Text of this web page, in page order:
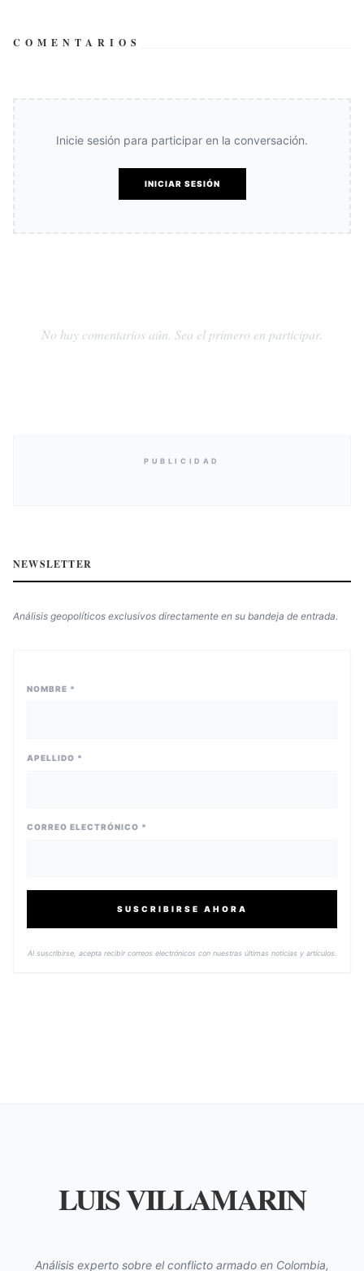
COMENTARIOS
Inicie sesión para participar en la conversación.
INICIAR SESIÓN
No hay comentarios aún. Sea el primero en participar.
PUBLICIDAD
NEWSLETTER
Análisis geopolíticos exclusivos directamente en su bandeja de entrada.
NOMBRE *
APELLIDO *
CORREO ELECTRÓNICO *
SUSCRIBIRSE AHORA
Al suscribirse, acepta recibir correos electrónicos con nuestras últimas noticias y artículos.
LUIS VILLAMARIN
Análisis experto sobre el conflicto armado en Colombia,